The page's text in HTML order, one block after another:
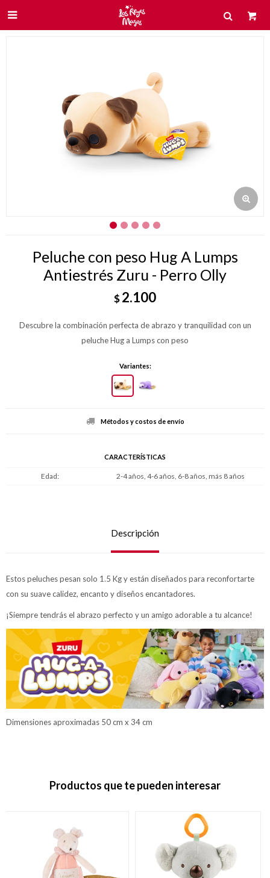

Peluche con peso Hug A Lumps
Antiestrés Zuru - Perro Olly
$2.100
Descubre la combinación perfecta de abrazo y tranquilidad con un
peluche Hug a Lumps con peso
Variantes:
Métodos y costos de envío
CARACTERÍSTICAS
Edad 2-4 años, 4-6 años, 6-8 años, más 8 años
Descripción
Estos peluches pesan solo 1.5 Kg y están diseñados para reconfortarte
con su suave calidez, encanto y diseños encantadores.
¡Siempre tendrás el abrazo perfecto y un amigo adorable a tu alcance!
Dimensiones aproximadas 50 cm x 34 cm
Productos que te pueden interesar